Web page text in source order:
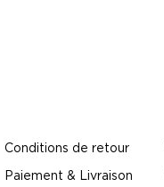
Conditions de retour
Paiement & Livraison